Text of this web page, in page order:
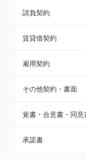
その他契約・書面
売買契約
株主総会議事録・
請負契約
フランチャイズ契
賃貸借契約
請負契約
賃貸借契約
雇用契約
その他契約・書面
覚書・合意書・同意
承諾書